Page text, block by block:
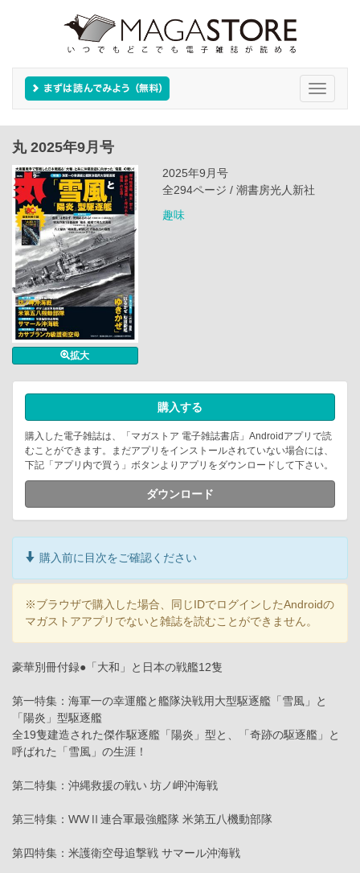
Toggle
丸 2025年9月号
拡大
2025年9月号
全294ページ / 潮書房光人新社
趣味
購入する
購入した電子雑誌は、「マガストア 電子雑誌書店」Androidアプリで読
むことができます。まだアプリをインストールされていない場合には、
下記「アプリ内で買う」ボタンよりアプリをダウンロードして下さい。
ダウンロード
購入前に目次をご確認ください
※ブラウザで購入した場合、同じIDでログインしたAndroidの
マガストアアプリでないと雑誌を読むことができません。
豪華別冊付録●「大和」と日本の戦艦12隻
第一特集：海軍一の幸運艦と艦隊決戦用大型駆逐艦「雪風」と
「陽炎」型駆逐艦
全19隻建造された傑作駆逐艦「陽炎」型と、「奇跡の駆逐艦」と
呼ばれた「雪風」の生涯！
第二特集：沖縄救援の戦い 坊ノ岬沖海戦
第三特集：WWⅡ連合軍最強艦隊 米第五八機動部隊
第四特集：米護衛空母追撃戦 サマール沖海戦